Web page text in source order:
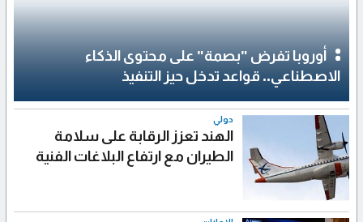
أوروبا تفرض "بصمة" على محتوى الذكاء
الاصطناعي.. قواعد تدخل حيز التنفيذ
دولي
الهند تعزز الرقابة على سلامة
الطيران مع ارتفاع البلاغات الفنية